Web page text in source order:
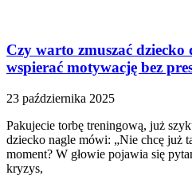
Czy warto zmuszać
wspierać motywację bez
23 października 2025
Pakujecie torbę treningową, już
dziecko nagle mówi: „Nie chcę już
moment? W głowie pojawia się
kryzys,